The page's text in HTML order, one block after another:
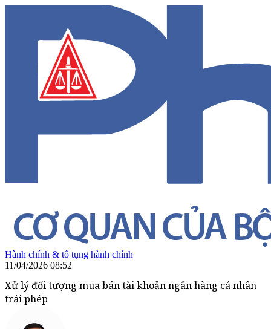
Hành chính & tố tụng hành chính
11/04/2026 08:52
Xử lý đối tượng mua bán tài khoản ngân hàng cá nhân
trái phép